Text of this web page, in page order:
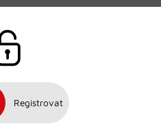
Registrovat